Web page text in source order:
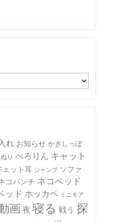
れ お知らせ かぎしっぽ
り ぺろりん キャット
ェット耳 ジャンプ ソファ
コパンチ ネコベッド
ッド ホッカペ ミニモア
画 夜 寝る 戦う 探